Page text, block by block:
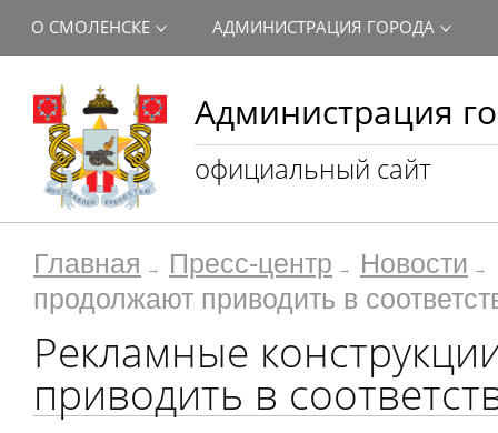
Администрация
официальный сайт
О СМОЛЕНСКЕ АДМИНИСТРАЦИЯ ГОРОДА
Главная Пресс-центр Новости
продолжают приводить в
Рекламные
приводить в